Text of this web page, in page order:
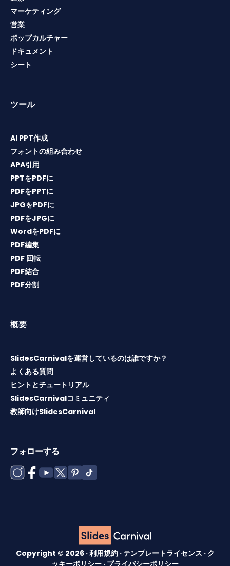
マーケティング
営業
ポップカルチャー
ドキュメント
シート
ツール
AI PPT作成
フォントの組み合わせ
APA引用
PPTをPDFに
PDFをPPTに
JPGをPDFに
PDFをJPGに
WordをPDFに
PDF編集
PDF 回転
PDF結合
PDF分割
概要
SlidesCarnivalを運営しているのは誰ですか？
よくある質問
ヒントとチュートリアル
SlidesCarnivalコミュニティ
教師向けSlidesCarnival
フォローする
Copyright © 2026 ·利用規約 · テンプレートライセンス · ク
ッキーポリシー · プライバシーポリシー